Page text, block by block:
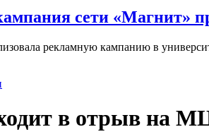
сети «Магнит»
рекламную кампанию в
в отрыв на